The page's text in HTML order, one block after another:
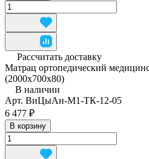
Рассчитать доставку
Матрац ортопедический
(2000x700x80)
В наличии
Арт. ВиЦыАн-М1-ТК-12-05
6 477 ₽
В корзину